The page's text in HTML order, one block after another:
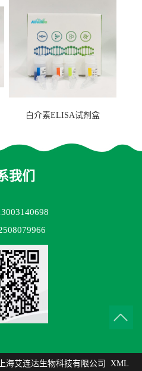
白介素ELISA试剂盒
我们
上海艾连达生物科技有限公司 XML